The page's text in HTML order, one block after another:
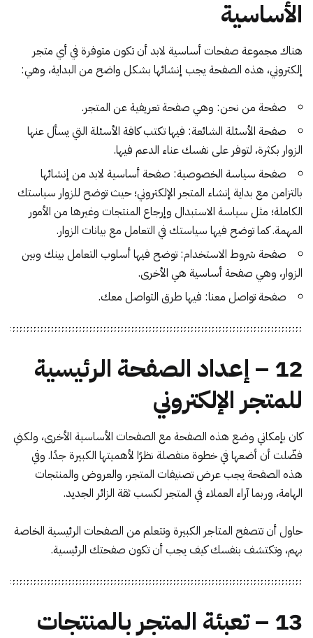
الأساسية
هناك مجموعة صفحات أساسية لابد أن تكون متوفرة في أي متجر
إلكتروني، هذه الصفحة يجب إنشائها بشكل واضح من البداية، وهي:
صفحة من نحن: وهي صفحة تعريفية عن المتجر.
صفحة الأسئلة الشائعة: فيها تكتب كافة الأسئلة التي يسأل عنها
الزوار بكثرة، لتوفر على نفسك عناء الدعم فيها.
صفحة سياسة الخصوصية: صفحة أساسية لابد من إنشائها
بالتزامن مع بداية إنشاء المتجر الإلكتروني؛ حيث توضح للزوار سياستك
الكاملة؛ مثل سياسة الاستبدال وإرجاع المنتجات وغيرها من الأمور
المهمة. كما توضح فيها سياستك في التعامل مع بيانات الزوار.
صفحة شروط الاستخدام: توضح فيها أسلوب التعامل بينك وبين
الزوار، وهي صفحة أساسية هي الأخرى.
صفحة تواصل معنا: فيها طرق التواصل معك.
12 – إعداد الصفحة الرئيسية
للمتجر الإلكتروني
كان بإمكاني وضع هذه الصفحة مع الصفحات الأساسية الأخرى، ولكني
فضّلت أن أضعها في خطوة منفصلة نظرًا لأهميتها الكبيرة جدًا. وفي
هذه الصفحة يجب عرض تصنيفات المتجر، والعروض والمنتجات
الهامة، وربما آراء العملاء في المتجر لكسب ثقة الزائر الجديد.
حاول أن تتصفح المتاجر الكبيرة وتتعلم من الصفحات الرئيسية الخاصة
بهم، وتكتشف بنفسك كيف يجب أن تكون صفحتك الرئيسية.
13 – تعبئة المتجر بالمنتجات